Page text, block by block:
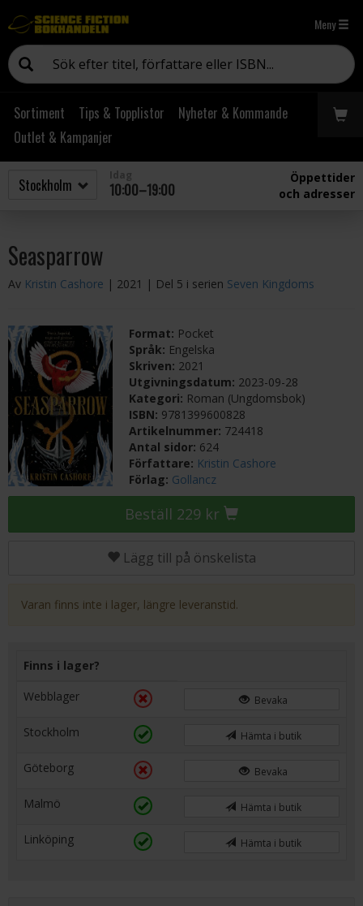
Meny
Sortiment Tips & Topplistor
Nyheter & Kommande
Outlet & Kampanjer
10:00–19:00
Öppettider
och adresser
Seasparrow
Av Kristin Cashore | 2021 | Del 5 i serien Seven Kingdoms
Format: Pocket
Språk: Engelska
Skriven: 2021
Utgivningsdatum: 2023-09-28
Kategori: Roman (Ungdomsbok)
ISBN: 9781399600828
Artikelnummer: 724418
Antal sidor: 624
Författare: Kristin Cashore
Förlag: Gollancz
Beställ 229 kr
Lägg till på önskelista
Varan finns inte i lager, längre leveranstid.
Finns i lager?
Webblager
Bevaka
Stockholm Hämta i butik
Göteborg Bevaka
Malmö Hämta i butik
Linköping Hämta i butik